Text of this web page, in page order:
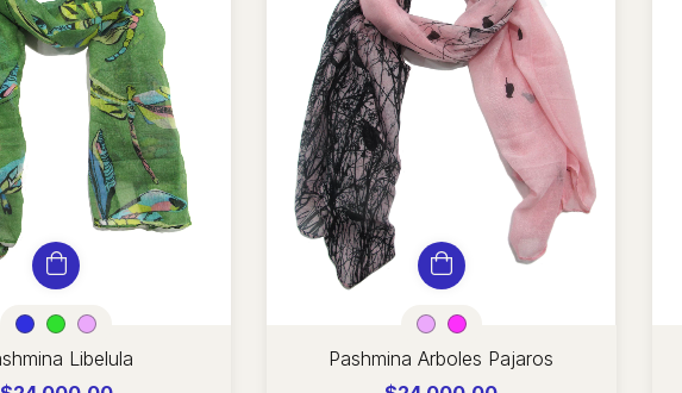
Libelula
Pashmina Arboles Pajaros